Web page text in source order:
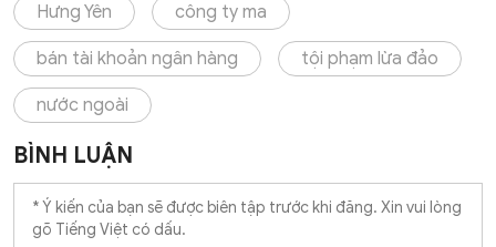
Hưng Yên công ty ma
bán tài khoản ngân hàng tội phạm lừa đảo
nước ngoài
BÌNH LUẬN